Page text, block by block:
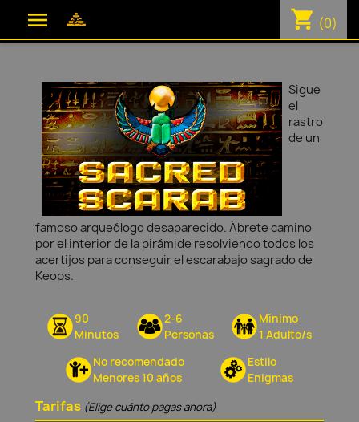
 shopping_cart (0)
Sigue
el
rastro
de un
famoso arqueólogo desaparecido. Ábrete camino
por el interior de la pirámide resolviendo todos los
acertijos para conseguir el escarabajo sagrado de
Keops.
90
Minutos
2-6
Personas
Mínimo
1 Adulto/s
No recomendado
Menores 10 años
Estilo
Enigmas
Tarifas (Elige cuánto pagas ahora)